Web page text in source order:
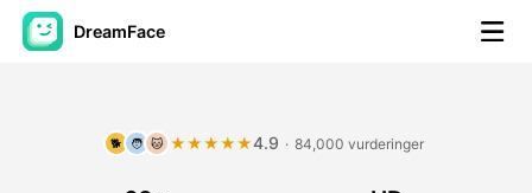
DreamFace
Avatar Video
🐕 🧑 🐱 ★★★★★4.9 · 84,000 vurderinger